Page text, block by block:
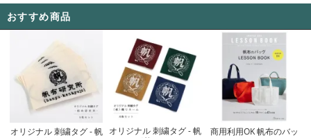
おすすめ商品
オリジナル 刺繍タグ - 帆 オリジナル 刺繍タグ - 帆
商用利用OK 帆布のバッ